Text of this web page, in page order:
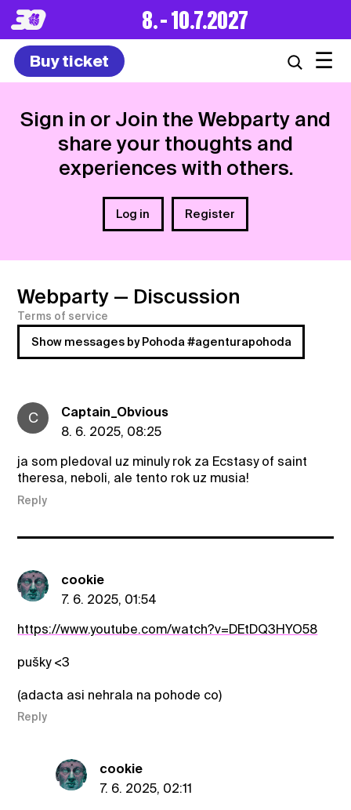
8. – 10.7.2027
Buy ticket ☰
Sign in or Join the Webparty and
share your thoughts and
experiences with others.
Log in Register
Webparty — Discussion
Terms of service
Show messages by Pohoda #agenturapohoda
C
Captain_Obvious
8. 6. 2025, 08:25
ja som pledoval uz minuly rok za Ecstasy of saint
theresa, neboli, ale tento rok uz musia!
Reply
cookie
7. 6. 2025, 01:54
https://www.youtube.com/watch?v=DEtDQ3HYO58
pušky <3
(adacta asi nehrala na pohode co)
Reply
cookie
7. 6. 2025, 02:11